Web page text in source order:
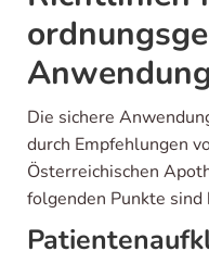
Die sichere
durch Empfehlungen
Österreichischen
folgenden Punkte sind